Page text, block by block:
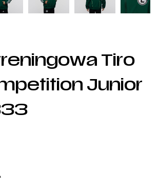
Tiro
Junior